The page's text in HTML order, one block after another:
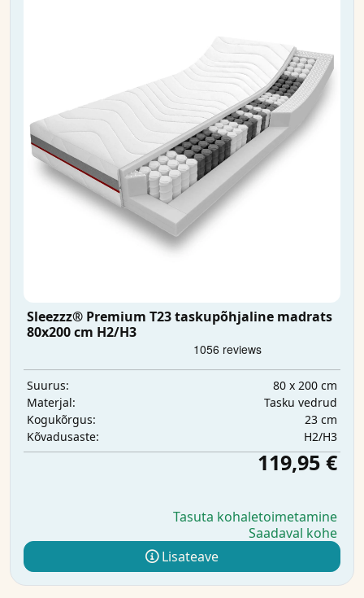
Sleezzz® Premium T23 taskupõhjaline madrats
80x200 cm H2/H3
Suurus:
80 x 200 cm
Materjal:
Tasku vedrud
Kogukõrgus:
23 cm
Kõvadusaste:
H2/H3
119,95 €
Tasuta kohaletoimetamine
Saadaval kohe
Lisateave